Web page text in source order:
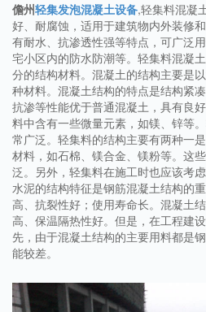
儋州轻集发泡混凝土设备,轻集料混凝
好、耐腐蚀，适用于建筑物内外装修
有耐水、抗渗透性强等特点，可广泛
宅小区内的防水防潮等。轻集料混凝
分的结构材料。混凝土的结构主要是
种材料。混凝土结构的特点是结构紧
抗渗等性能优于普通混凝土，具有良
料中含有一些微量元素，如镁、锌等
常广泛。轻集料的结构主要有两种一
材料，如石棉、镁合金、镁粉等。这
泛。另外，轻集料在施工时也应该考
水泥的结构特征是钢筋混凝土结构的
高、抗裂性好；使用寿命长。混凝土
高、保温隔热性好。但是，在工程建
先，由于混凝土结构的主要用料都是
能较差。